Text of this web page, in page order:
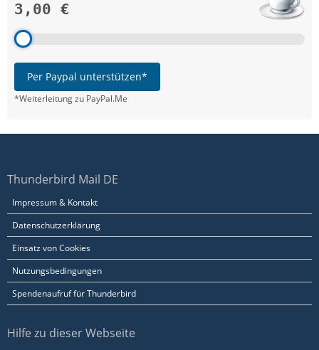
3,00 €
Per Paypal unterstützen*
*Weiterleitung zu PayPal.Me
Thunderbird Mail DE
Impressum & Kontakt
Datenschutzerklärung
Einsatz von Cookies
Nutzungsbedingungen
Spendenaufruf für Thunderbird
Hilfe zu dieser Webseite